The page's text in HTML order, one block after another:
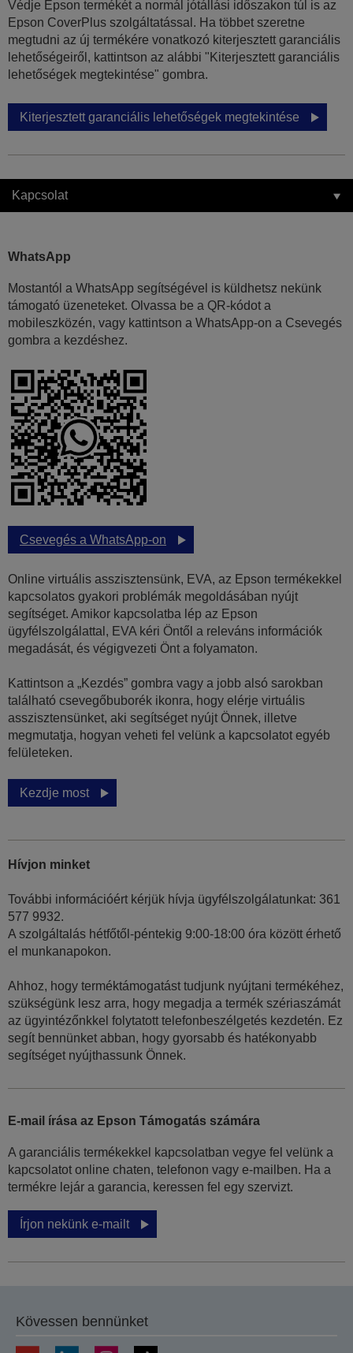
Védje Epson termékét a normál jótállási időszakon túl is az
Epson CoverPlus szolgáltatással. Ha többet szeretne
megtudni az új termékére vonatkozó kiterjesztett garanciális
lehetőségeiről, kattintson az alábbi "Kiterjesztett garanciális
lehetőségek megtekintése" gombra.
Kiterjesztett garanciális lehetőségek megtekintése
Kapcsolat
WhatsApp
Mostantól a WhatsApp segítségével is küldhetsz nekünk
támogató üzeneteket. Olvassa be a QR-kódot a
mobileszközén, vagy kattintson a WhatsApp-on a Csevegés
gombra a kezdéshez.
Csevegés a WhatsApp-on
Online virtuális asszisztensünk, EVA, az Epson termékekkel
kapcsolatos gyakori problémák megoldásában nyújt
segítséget. Amikor kapcsolatba lép az Epson
ügyfélszolgálattal, EVA kéri Öntől a releváns információk
megadását, és végigvezeti Önt a folyamaton.
Kattintson a „Kezdés” gombra vagy a jobb alsó sarokban
található csevegőbuborék ikonra, hogy elérje virtuális
asszisztensünket, aki segítséget nyújt Önnek, illetve
megmutatja, hogyan veheti fel velünk a kapcsolatot egyéb
felületeken.
Kezdje most
Hívjon minket
További információért kérjük hívja ügyfélszolgálatunkat: 361
577 9932.
A szolgáltalás hétfőtől-péntekig 9:00-18:00 óra között érhető
el munkanapokon.
Ahhoz, hogy terméktámogatást tudjunk nyújtani termékéhez,
szükségünk lesz arra, hogy megadja a termék szériaszámát
az ügyintézőnkkel folytatott telefonbeszélgetés kezdetén. Ez
segít bennünket abban, hogy gyorsabb és hatékonyabb
segítséget nyújthassunk Önnek.
E-mail írása az Epson Támogatás számára
A garanciális termékekkel kapcsolatban vegye fel velünk a
kapcsolatot online chaten, telefonon vagy e-mailben. Ha a
termékre lejár a garancia, keressen fel egy szervizt.
Írjon nekünk e-mailt
Kövessen bennünket